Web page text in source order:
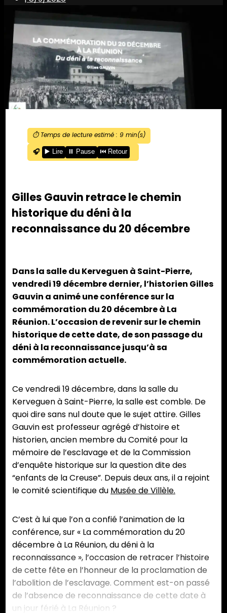
⏱️ Temps de lecture estimé : 9min(s)
🎧
▶️ Lire ⏸️ Pause ⏮️ Retour
Gilles Gauvin retrace le chemin
historique du déni à la
reconnaissance du 20 décembre
Dans la salle du Kerveguen à Saint-Pierre,
vendredi 19 décembre dernier, l’historien Gilles
Gauvin a animé une conférence sur la
commémoration du 20 décembre à La
Réunion. L’occasion de revenir sur le chemin
historique de cette date, de son passage du
déni à la reconnaissance jusqu’à sa
commémoration actuelle.
Ce vendredi 19 décembre, dans la salle du
Kerveguen à Saint-Pierre, la salle est comble. De
quoi dire sans nul doute que le sujet attire. Gilles
Gauvin est professeur agrégé d’histoire et
historien, ancien membre du Comité pour la
mémoire de l’esclavage et de la Commission
d’enquête historique sur la question dite des
“enfants de la Creuse”. Depuis deux ans, il a rejoint
le comité scientifique du Musée de Villèle.
C’est à lui que l’on a confié l’animation de la
conférence, sur « La commémoration du 20
décembre à La Réunion, du déni à la
reconnaissance », l’occasion de retracer l’histoire
de cette fête en l’honneur de la proclamation de
l’abolition de l’esclavage. Comment est-on passé
de l’absence de reconnaissance de cette date à
un jour férié à La Réunion ?